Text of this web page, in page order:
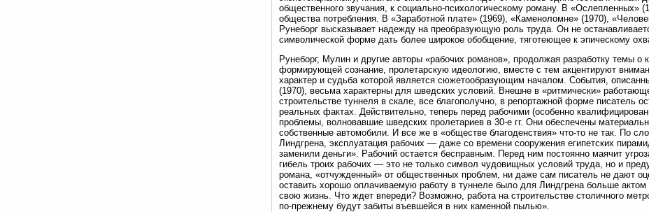
общественного звучания, к социально-психологическому роману. В «Ослепленных»
общества потребления. В «Заработной плате» (1969), «Каменоломне» (1970),
Рунеборг высказывает надежду на преобразующую роль труда. Он не
символической форме дать более широкое обобщение, тяготеющее к эпическому
Рунеборг, Мулин и другие авторы «рабочих романов», продолжая разработку темы о
формирующей сознание, пролетарскую идеологию, вместе с тем акцентируют
характер и судьба которой является сюжетообразующим началом. События,
(1970), весьма характерны для шведских условий. Внешне в «ритмически»
строительстве туннеля в скале, все благополучно, в репортажной форме писатель
реальных фактах. Действительно, теперь перед рабочими (особенно
проблемы, волновавшие шведских пролетариев в 30-е гг. Они обеспечены
собственные автомобили. И все же в «обществе благоденствия» что-то не так. По
Линдгрена, эксплуатация рабочих — даже со времени сооружения египетских
заменили деньги». Рабочий остается бесправным. Перед ним постоянно маячит
гибель троих рабочих — это не только символ чудовищных условий труда, но и
романа, «отчужденный» от общественных проблем, ни даже сам писатель не дают
оставить хорошо оплачиваемую работу в туннеле было для Линдгрена больше
свою жизнь. Что ждет впереди? Возможно, работа на строительстве столичного
по-прежнему будут забиты въевшейся в них каменной пылью».